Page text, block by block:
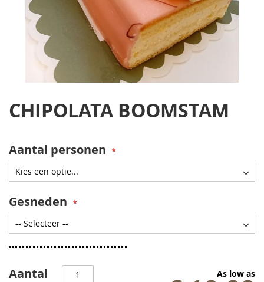
het
de
afbeeldingen-
gallerij
CHIPOLATA BOOMSTAM
Aantal personen
Gesneden
Aantal As low as